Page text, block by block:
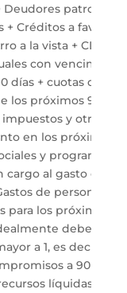
Deudores
+ Créditos a favor
a la vista + CDATs
con
días + cuotas de
los próximos 90
y otros
en los próximos
y programas
cargo al gasto en
de personal y
para los próximos
debe
a 1, es decir, por
a 90 días
líquidas y